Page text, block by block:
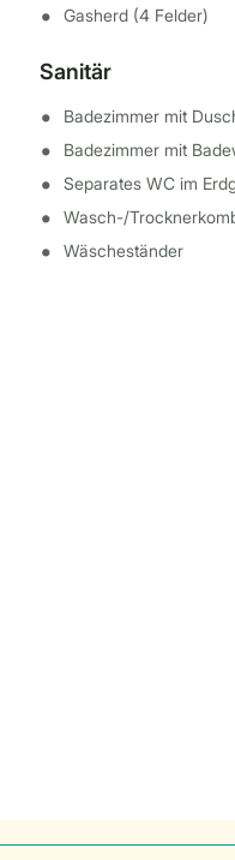
Gasherd (4 Felder)
Sanitär
Badezimmer mit
Badezimmer mit
Separates WC im
Wasch-/
Wäscheständer